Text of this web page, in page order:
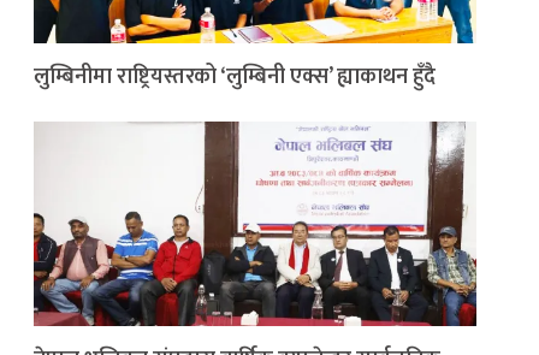
लुम्बिनीमा राष्ट्रियस्तरको ‘लुम्बिनी एक्स’ ह्याकाथन हुँदै